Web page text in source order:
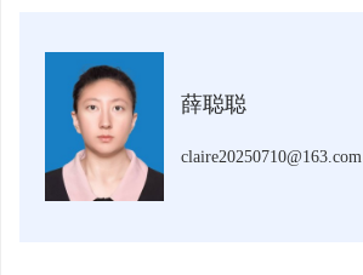
薛聪聪
claire20250710@163.com